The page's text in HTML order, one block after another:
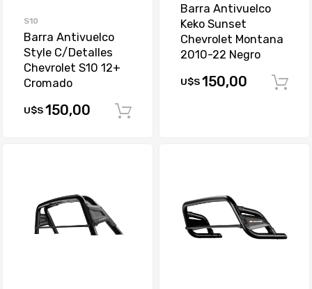
S10
Barra Antivuelco
Style C/Detalles
Chevrolet S10 12+
Cromado
U$S150,00
Barra Antivuelco
Keko Sunset
Chevrolet Montana
2010-22 Negro
U$S150,00